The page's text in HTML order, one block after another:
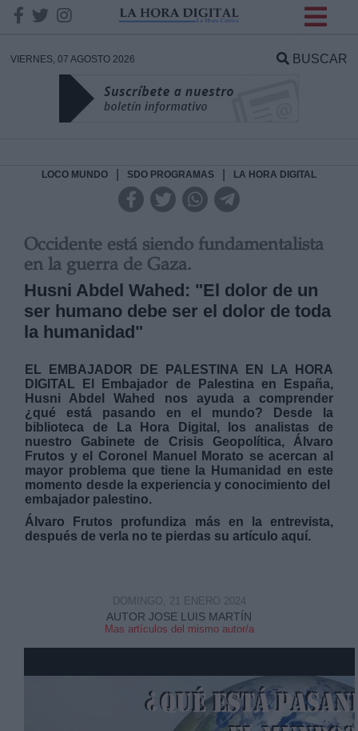
VIERNES, 07 AGOSTO 2026 BUSCAR
LOCO MUNDO SDO PROGRAMAS LA HORA DIGITAL
Occidente está siendo fundamentalista
en la guerra de Gaza.
Husni Abdel Wahed: "El dolor de un
ser humano debe ser el dolor de toda
la humanidad"
EL EMBAJADOR DE PALESTINA EN LA HORA
DIGITAL El Embajador de Palestina en España,
Husni Abdel Wahed nos ayuda a comprender
¿qué está pasando en el mundo? Desde la
biblioteca de La Hora Digital, los analistas de
nuestro Gabinete de Crisis Geopolítica, Álvaro
Frutos y el Coronel Manuel Morato se acercan al
mayor problema que tiene la Humanidad en este
momento desde la experiencia y conocimiento del
embajador palestino.
Álvaro Frutos profundiza más en la entrevista,
después de verla no te pierdas su artículo aquí.
AUTOR JOSE LUIS MARTÍN
Mas artículos del mismo autor/a
DOMINGO, 21 ENERO 2024
DATOS
Responsable:
Legitimación:
Destinatarios:
Derechos:
Información adicional